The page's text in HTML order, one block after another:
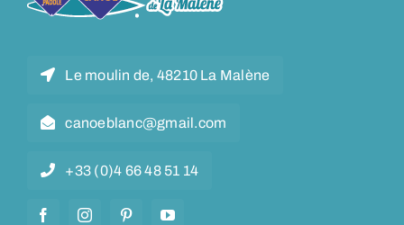
Le moulin de, 48210 La Malène
canoeblanc@gmail.com
+33 (0)4 66 48 51 14